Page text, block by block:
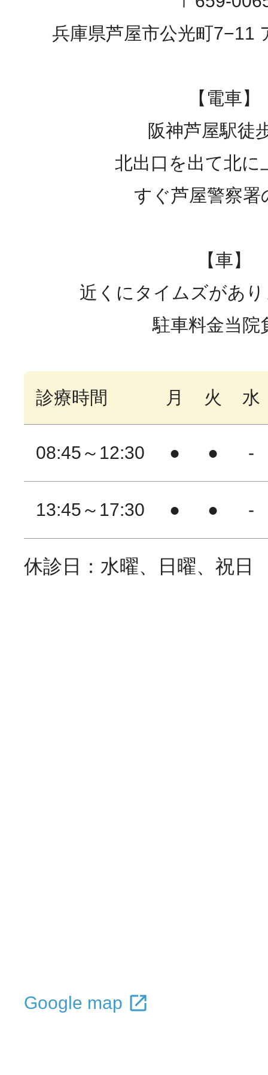
兵庫県芦屋市公光町7−11
【電車】
阪神芦屋駅徒
北出口を出て北に
すぐ芦屋警察署
【車】
近くにタイムズがあ
駐車料金当院
Google map
診療時間 月 火 水
08:45～12:30 ● ● -
13:45～17:30 ● ● -
休診日：水曜、日曜、祝日